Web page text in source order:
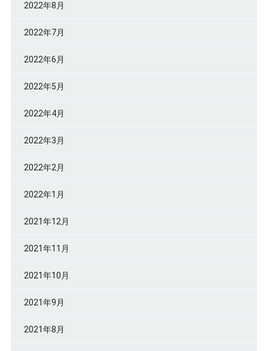
2022年8月
2022年7月
2022年6月
2022年5月
2022年4月
2022年3月
2022年2月
2022年1月
2021年12月
2021年11月
2021年10月
2021年9月
2021年8月